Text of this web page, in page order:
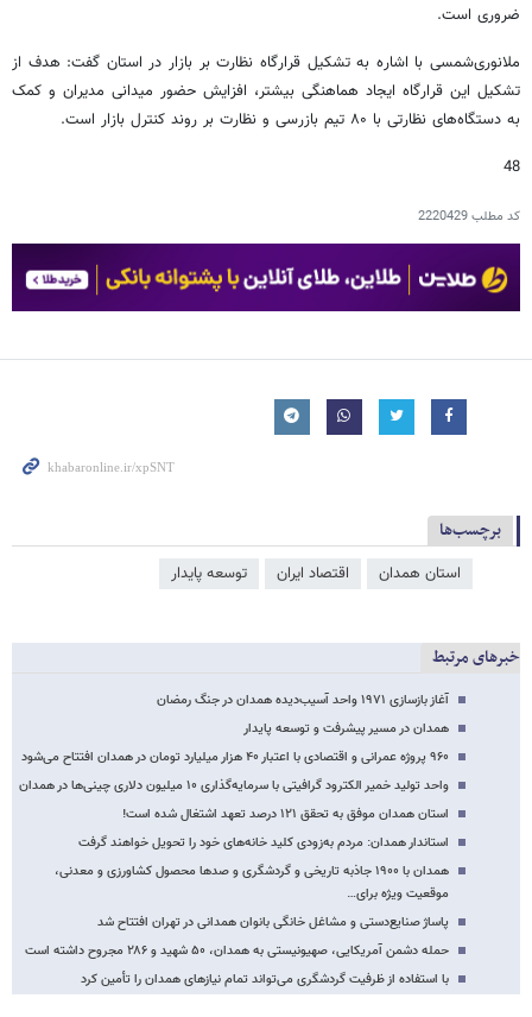
ضروری است.
ملانوری‌شمسی با اشاره به تشکیل قرارگاه نظارت بر بازار در استان گفت: هدف از
تشکیل این قرارگاه ایجاد هماهنگی بیشتر، افزایش حضور میدانی مدیران و کمک
به دستگاه‌های نظارتی با ۸۰ تیم بازرسی و نظارت بر روند کنترل بازار است.
48
کد مطلب2220429
برچسب‌ها
استان همدان اقتصاد ایران توسعه پایدار
خبرهای مرتبط
آغاز بازسازی ۱۹۷۱ واحد آسیب‌دیده همدان در جنگ رمضان
همدان در مسیر پیشرفت و توسعه پایدار
۹۶۰ پروژه عمرانی و اقتصادی با اعتبار ۴۰ هزار میلیارد تومان در همدان افتتاح می‌شود
واحد تولید خمیر الکترود گرافیتی با سرمایه‌گذاری ۱۰ میلیون دلاری چینی‌ها در همدان
استان همدان موفق به تحقق ۱۲۱ درصد تعهد اشتغال شده است!
استاندار همدان: مردم به‌زودی کلید خانه‌های خود را تحویل خواهند گرفت
همدان با ۱۹۰۰ جاذبه تاریخی و گردشگری و صدها محصول کشاورزی و معدنی،
موقعیت ویژه برای…
پاساژ صنایع‌دستی و مشاغل خانگی بانوان همدانی در تهران افتتاح شد
حمله دشمن آمریکایی، صهیونیستی به همدان، ۵۰ شهید و ۲۸۶ مجروح داشته است
با استفاده از ظرفیت گردشگری می‌تواند تمام نیازهای همدان را تأمین کرد